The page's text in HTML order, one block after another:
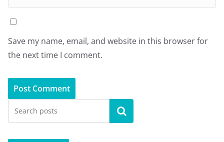
Save my name, email, and website in this browser for
the next time I comment.
Search